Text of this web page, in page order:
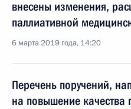
внесены изменения,
паллиативной
6 марта 2019 года, 14:20
Перечень поручений,
на повышение качества